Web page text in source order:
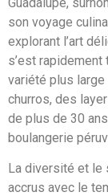
son voyage
explorant l’art
s’est
variété plus
churros, des
de plus de 30
boulangerie
La diversité et le
accrus avec le